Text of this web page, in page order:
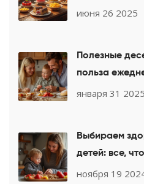
покрывают
июня 26 2025
Полезные
польза
января 31 2025
Выбираем
детей: все,
ноября 19